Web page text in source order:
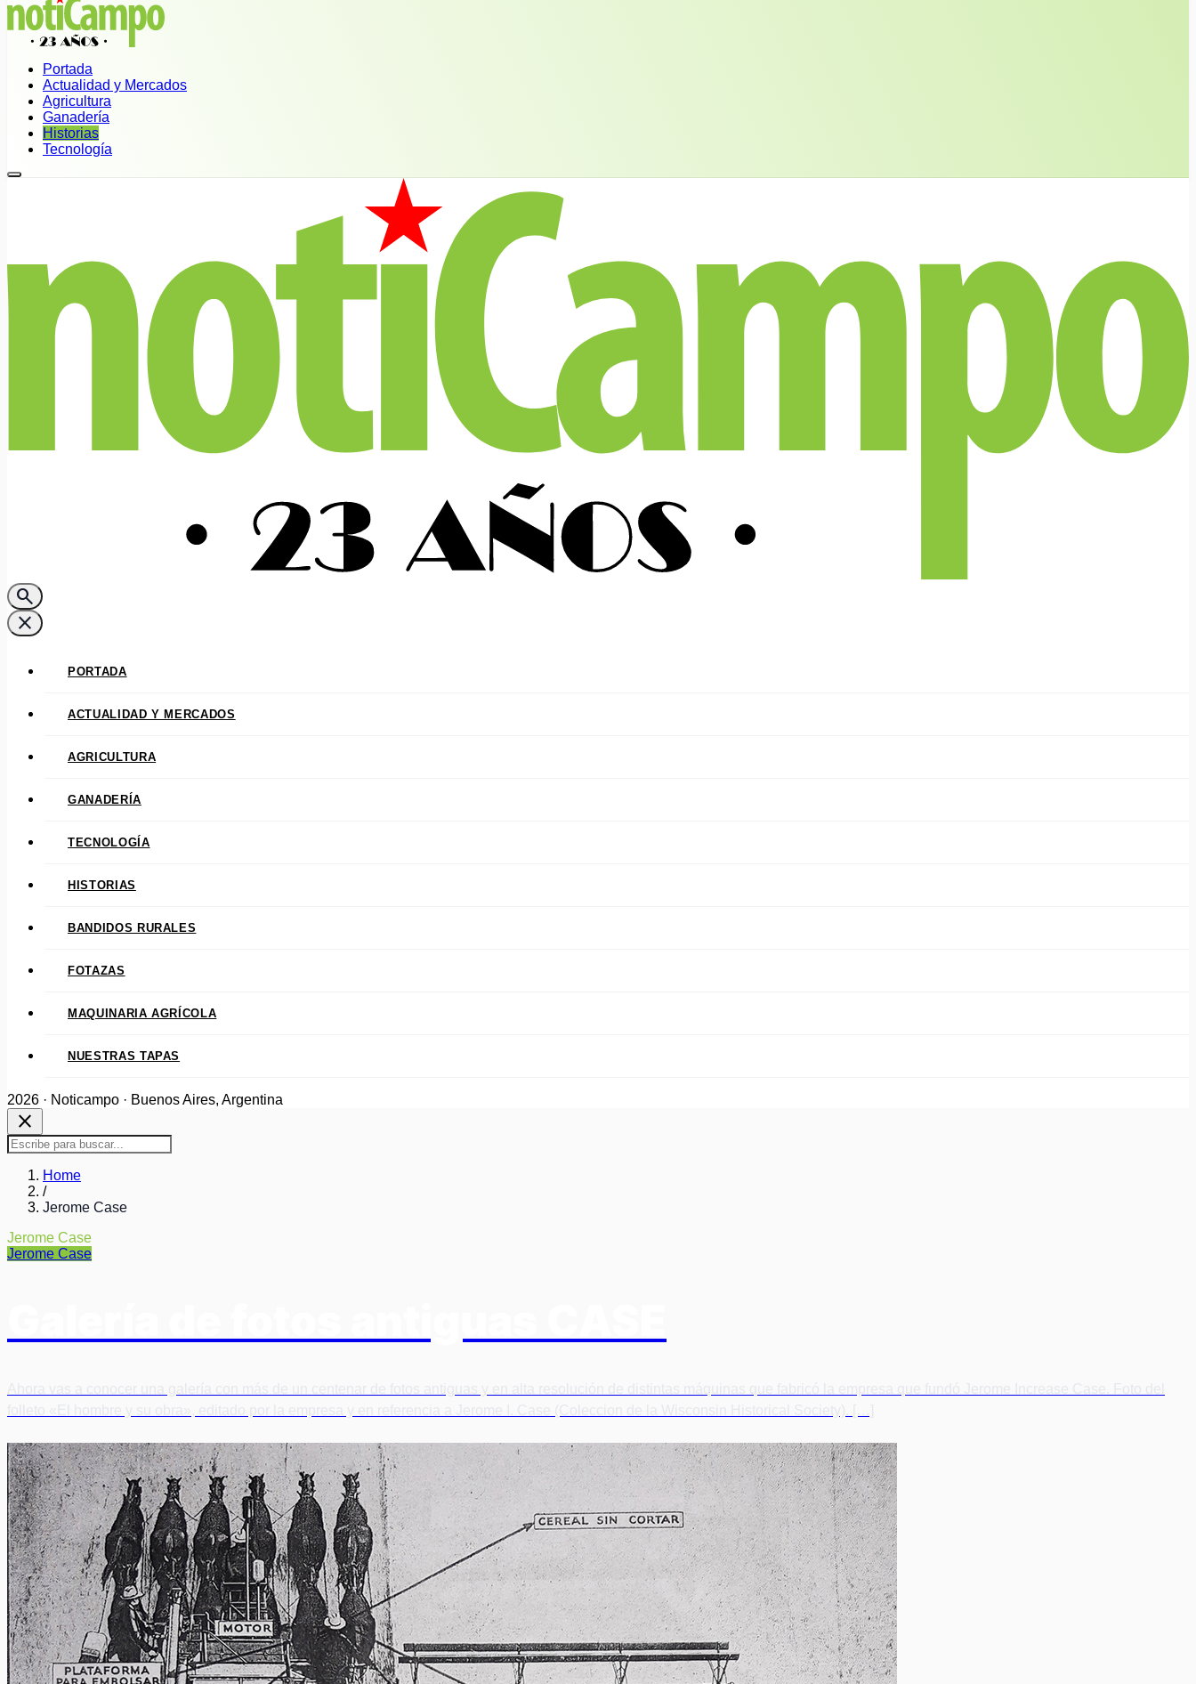
Portada
Actualidad y Mercados
Agricultura
Ganadería
Historias
Tecnología
search
close
PORTADA
ACTUALIDAD Y MERCADOS
AGRICULTURA
GANADERÍA
TECNOLOGÍA
HISTORIAS
BANDIDOS RURALES
FOTAZAS
MAQUINARIA AGRÍCOLA
NUESTRAS TAPAS
2026 · Noticampo · Buenos Aires, Argentina
close
Home
/
Jerome Case
Jerome Case
Jerome Case